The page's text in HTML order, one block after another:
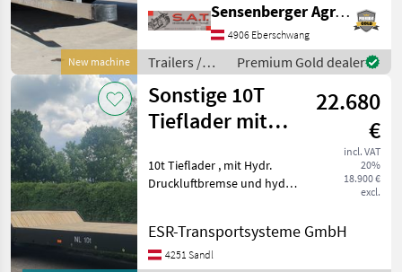
New machine
Nutzlast 13500 kg -2 x 10
Tonnen Achse -Ladefläche
5800 mm + 1300 mm
Sensenberger Agrar-Technik
4906 Eberschwang
Trailers /
Sonstige
Premium Gold dealer
Sonstige 10T
Tieflader mit
22.680
€
incl. VAT
20%
18.900 €
excl.
10t Tieflader , mit Hydr.
Druckluftbremse und hydr.
trailers
ESR-Transportsysteme GmbH
4251 Sandl